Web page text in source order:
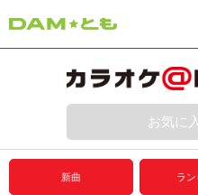
動画からさがす
ロ
プレミアムサービス
お気に
新曲 ラ